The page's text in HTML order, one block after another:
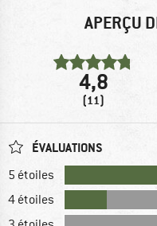
APERÇU
4,8
(11)
ÉVALUATIONS
5 étoiles
4 étoiles